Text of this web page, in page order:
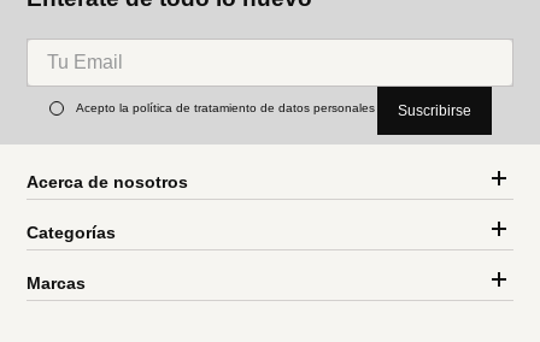
Acepto la política de tratamiento de datos personales Suscribirse
Acerca de nosotros
Categorías
Marcas